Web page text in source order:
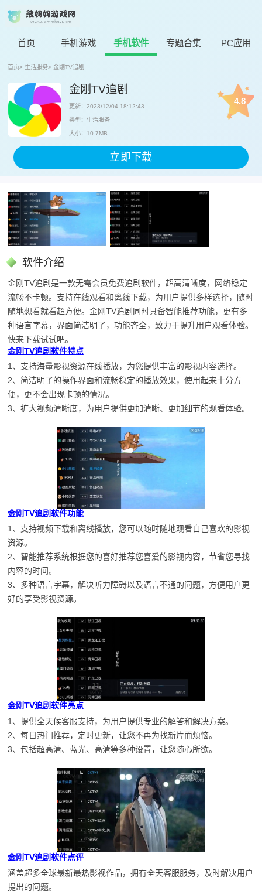
首页 手机游戏 手机软件 专题合集 PC应用
首页> 生活服务> 金刚TV追剧
金刚TV追剧
更新：2023/12/04 18:12:43
类型：生活服务
大小：10.7MB
4.8
立即下载
软件介绍
金刚TV追剧是一款无需会员免费追剧软件，超高清晰度，网络稳定
流畅不卡顿。支持在线观看和离线下载，为用户提供多样选择，随时
随地想看就看超方便。金刚TV追剧同时具备智能推荐功能，更有多
种语言字幕，界面简洁明了，功能齐全，致力于提升用户观看体验。
快来下载试试吧。
金刚TV追剧软件特点
1、支持海量影视资源在线播放，为您提供丰富的影视内容选择。
2、简洁明了的操作界面和流畅稳定的播放效果，使用起来十分方
便，更不会出现卡顿的情况。
3、扩大视频清晰度，为用户提供更加清晰、更加细节的观看体验。
金刚TV追剧软件功能
1、支持视频下载和离线播放，您可以随时随地观看自己喜欢的影视
资源。
2、智能推荐系统根据您的喜好推荐您喜爱的影视内容，节省您寻找
内容的时间。
3、多种语言字幕，解决听力障碍以及语言不通的问题，方便用户更
好的享受影视资源。
金刚TV追剧软件亮点
1、提供全天候客服支持，为用户提供专业的解答和解决方案。
2、每日热门推荐，定时更新，让您不再为找新片而烦恼。
3、包括超高清、蓝光、高清等多种设置，让您随心所欲。
金刚TV追剧软件点评
涵盖超多全球最新最热影视作品，拥有全天客服服务，及时解决用户
提出的问题。